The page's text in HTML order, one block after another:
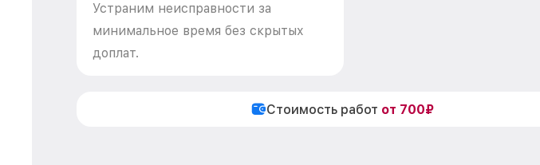
Устраним неисправности за
минимальное время без скрытых
доплат.
Стоимость работ от 700₽